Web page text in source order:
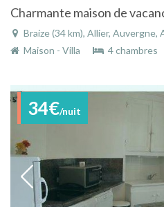
Braize (34 km), Allier,
Maison - Villa
4 chambres
34€/nuit